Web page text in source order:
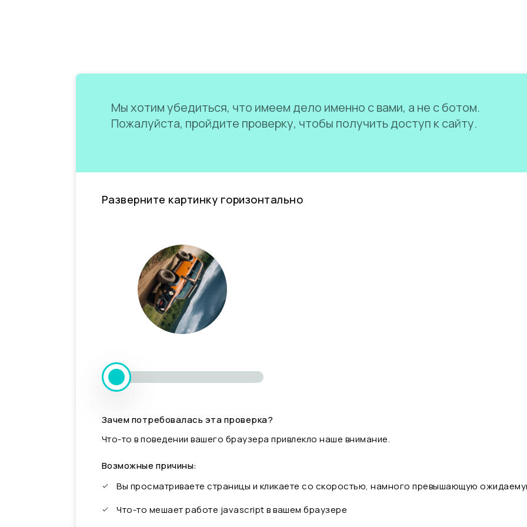
Мы хотим убедиться, что имеем дело именно с вами, а не с ботом.
Пожалуйста, пройдите проверку, чтобы получить доступ к сайту.
Разверните картинку горизонтально
Зачем потребовалась эта проверка?
Что-то в поведении вашего браузера привлекло наше внимание.
Возможные причины:
Вы просматриваете страницы и кликаете со скоростью, намного превышающую
Что-то мешает работе javascript в вашем браузере